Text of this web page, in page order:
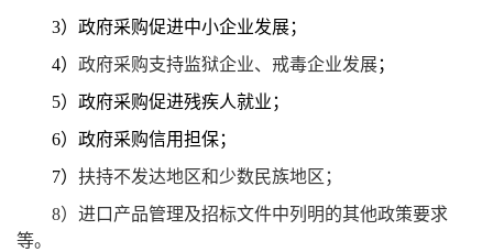
3）政府采购促进中小企业发展；
4） 政府采购支持监狱企业、戒毒企业发展；
5）政府采购促进残疾人就业；
6）政府采购信用担保；
7） 扶持不发达地区和少数民族地区；
8）进口产品管理及招标文件中列明的其他政策要求
等。